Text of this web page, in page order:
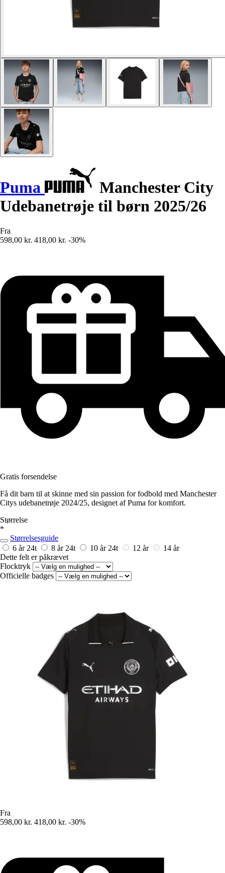
Puma
Manchester City
Udebanetrøje til børn 2025/26
Fra
598,00 kr. 418,00 kr. -30%
Gratis forsendelse
Få dit barn til at skinne med sin passion for fodbold med Manchester
Citys udebanetrøje 2024/25, designet af Puma for komfort.
Størrelse
*
Størrelsesguide
6 år 24t 8 år 24t 10 år 24t 12 år
14 år
Dette felt er påkrævet
Flocktryk
Officielle badges
Fra
598,00 kr. 418,00 kr. -30%